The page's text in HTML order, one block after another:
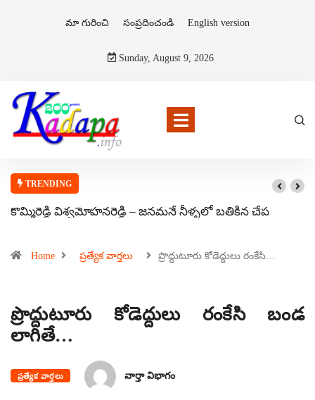
మా గురించి సంప్రదించండి English version
Sunday, August 9, 2026
TRENDING
కొమ్మిరెడ్డి విశ్వమోహనరెడ్డి – జనమనే నీళ్ళలో బతికిన చేప
Home ప్రత్యేక వార్తలు ప్రొద్దుటూరు కోడెద్దులు రంకేసి…
ప్రొద్దుటూరు కోడెద్దులు రంకేసి బండ
లాగితే…
ప్రత్యేక వార్తలు వార్తా విభాగం